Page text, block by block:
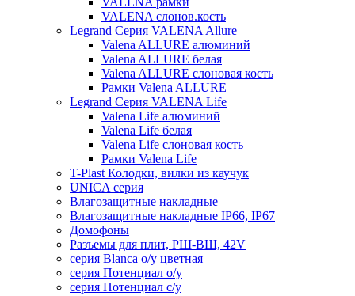
VALENA слонов.кость
Legrand Серия VALENA Allure
Valena ALLURE алюминий
Valena ALLURE белая
Valena ALLURE слоновая кость
Рамки Valena ALLURE
Legrand Серия VALENA Life
Valena Life алюминий
Valena Life белая
Valena Life слоновая кость
Рамки Valena Life
T-Plast Колодки, вилки из каучук
UNICA серия
Влагозащитные накладные
Влагозащитные накладные IP66, IP67
Домофоны
Разъемы для плит, РШ-ВШ, 42V
серия Blanca о/у цветная
серия Потенциал о/у
серия Потенциал с/у